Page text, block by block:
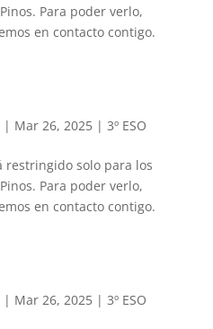
Para poder verlo,
en contacto contigo.
| Mar 26, 2025| 3º ESO
restringido solo para los
Para poder verlo,
en contacto contigo.
| Mar 26, 2025| 3º ESO